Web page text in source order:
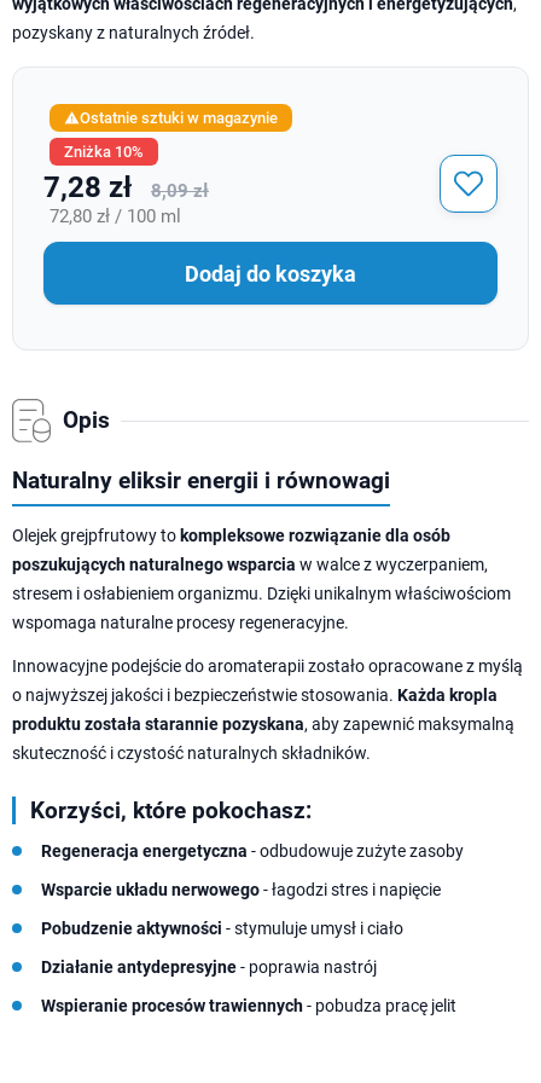
pozyskany z naturalnych źródeł.
Ostatnie sztuki w magazynie
Zniżka 10%
7,28 zł
8,09 zł
72,80 zł / 100 ml
Dodaj do koszyka
Opis
Naturalny eliksir energii i równowagi
Olejek grejpfrutowy to kompleksowe rozwiązanie dla osób
poszukujących naturalnego wsparcia w walce z wyczerpaniem,
stresem i osłabieniem organizmu. Dzięki unikalnym właściwościom
wspomaga naturalne procesy regeneracyjne.
Innowacyjne podejście do aromaterapii zostało opracowane z myślą
o najwyższej jakości i bezpieczeństwie stosowania. Każda kropla
produktu została starannie pozyskana, aby zapewnić maksymalną
skuteczność i czystość naturalnych składników.
Korzyści, które pokochasz:
Regeneracja energetyczna - odbudowuje zużyte zasoby
Wsparcie układu nerwowego- łagodzi stres i napięcie
Pobudzenie aktywności - stymuluje umysł i ciało
Działanie antydepresyjne- poprawia nastrój
Wspieranie procesów trawiennych- pobudza pracę jelit